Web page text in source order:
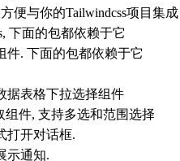
便与你的Tailwindcss项目集成
下面的包都依赖于它
件. 下面的包都依赖于它
据表格下拉选择组件
组件, 支持多选和范围选择
打开对话框.
示通知.